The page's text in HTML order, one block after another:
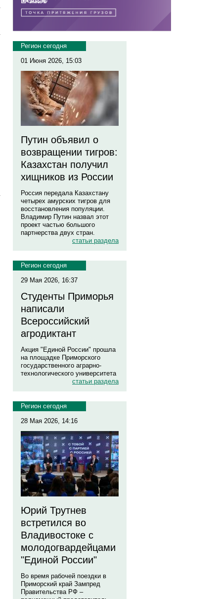
Регион сегодня
01 Июня 2026, 15:03
Путин объявил о
возвращении тигров:
Казахстан получил
хищников из России
Россия передала Казахстану
четырех амурских тигров для
восстановления популяции.
Владимир Путин назвал этот
проект частью большого
партнерства двух стран.
статьи раздела
Регион сегодня
29 Мая 2026, 16:37
Студенты Приморья
написали
Всероссийский
агродиктант
Акция "Единой России" прошла
на площадке Приморского
государственного аграрно-
технологического университета
статьи раздела
Регион сегодня
28 Мая 2026, 14:16
Юрий Трутнев
встретился во
Владивостоке с
молодогвардейцами
"Единой России"
Во время рабочей поездки в
Приморский край Зампред
Правительства РФ –